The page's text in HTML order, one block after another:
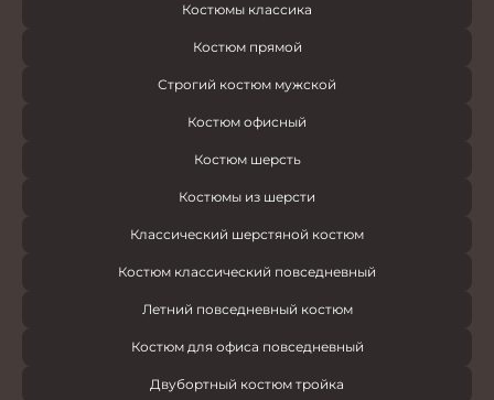
Костюмы классика
Костюм прямой
Строгий костюм мужской
Костюм офисный
Костюм шерсть
Костюмы из шерсти
Классический шерстяной костюм
Костюм классический повседневный
Летний повседневный костюм
Костюм для офиса повседневный
Двубортный костюм тройка